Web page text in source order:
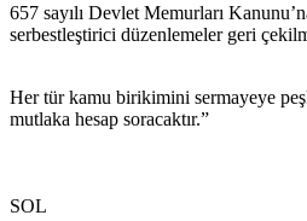
657 sayılı Devlet Memurları
serbestleştirici düzenlemeler geri
Her tür kamu birikimini sermayeye
mutlaka hesap soracaktır.”
SOL